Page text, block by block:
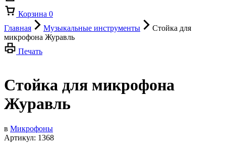
Корзина 0
Главная
Музыкальные инструменты
Стойка для
микрофона Журавль
Печать
Стойка для микрофона
Журавль
в Микрофоны
Артикул: 1368